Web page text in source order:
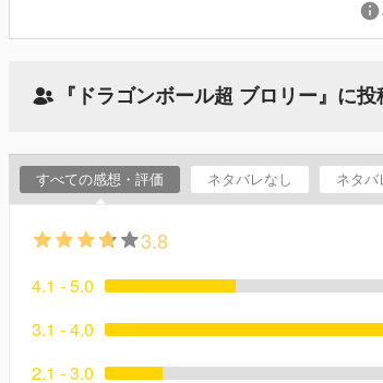
『ドラゴンボール超 ブロリー』に
すべての感想・評価 ネタバレなし ネタバ
3.8
4.1 - 5.0
3.1 - 4.0
2.1 - 3.0